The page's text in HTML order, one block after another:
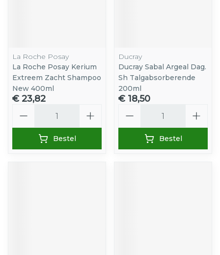
La Roche Posay
La Roche Posay Kerium
Extreem Zacht Shampoo
New 400ml
€ 23,82
Bestel
Ducray
Ducray Sabal Argeal Dag.
Sh Talgabsorberende
200ml
€ 18,50
Bestel